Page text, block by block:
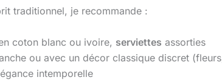
traditionnel, je recommande :
coton blanc ou ivoire, serviettes assorties
ou avec un décor classique discret
intemporelle